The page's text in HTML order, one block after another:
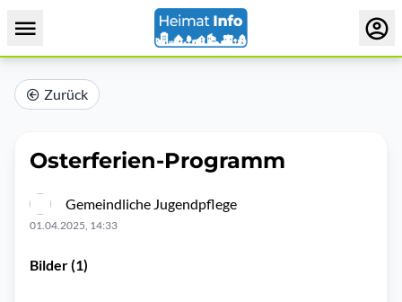
Zurück
Osterferien-Programm
Gemeindliche Jugendpflege
01.04.2025, 14:33
Bilder (1)